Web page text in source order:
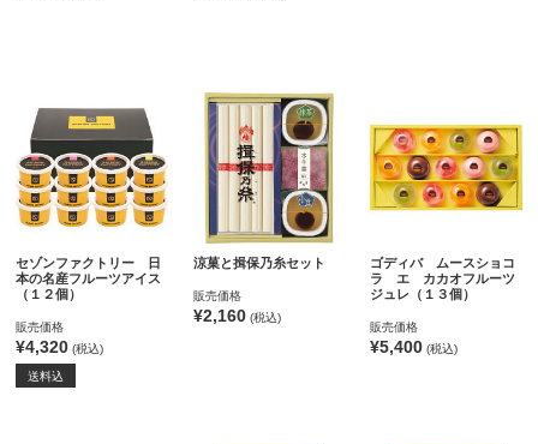
セゾンファクトリー 日
本の名産フルーツアイス
（１２個）
販売価格
¥4,320 (税込)
送料込
涼菓と揖保乃糸セット
販売価格
¥2,160(税込)
ゴディバ ムースショコ
ラ エ カカオフルーツ
ジュレ（１３個）
販売価格
¥5,400 (税込)